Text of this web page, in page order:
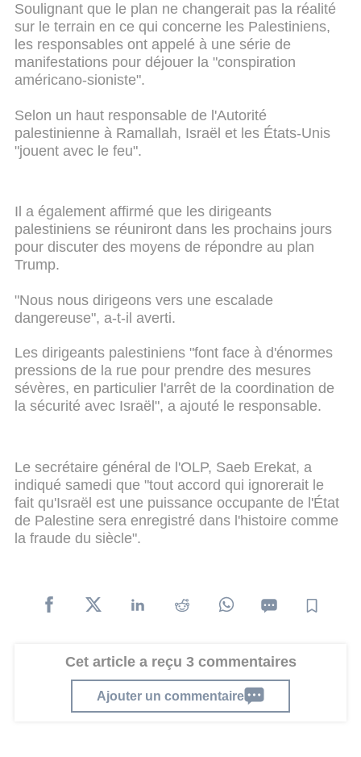
Soulignant que le plan ne changerait pas la réalité
sur le terrain en ce qui concerne les Palestiniens,
les responsables ont appelé à une série de
manifestations pour déjouer la "conspiration
américano-sioniste".
Selon un haut responsable de l'Autorité
palestinienne à Ramallah, Israël et les États-Unis
"jouent avec le feu".
Il a également affirmé que les dirigeants
palestiniens se réuniront dans les prochains jours
pour discuter des moyens de répondre au plan
Trump.
"Nous nous dirigeons vers une escalade
dangereuse", a-t-il averti.
Les dirigeants palestiniens "font face à d'énormes
pressions de la rue pour prendre des mesures
sévères, en particulier l'arrêt de la coordination de
la sécurité avec Israël", a ajouté le responsable.
Le secrétaire général de l'OLP, Saeb Erekat, a
indiqué samedi que "tout accord qui ignorerait le
fait qu'Israël est une puissance occupante de l'État
de Palestine sera enregistré dans l'histoire comme
la fraude du siècle".
Cet article a reçu 3 commentaires
Ajouter un commentaire